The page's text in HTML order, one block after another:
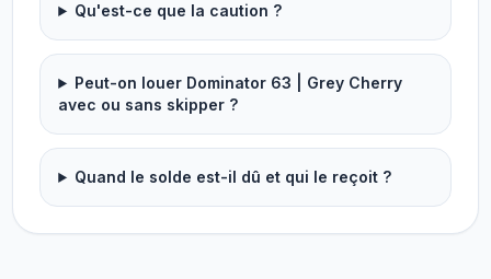
Qu'est-ce que la caution ?
Peut-on louer Dominator 63 | Grey Cherry
avec ou sans skipper ?
Quand le solde est-il dû et qui le reçoit ?